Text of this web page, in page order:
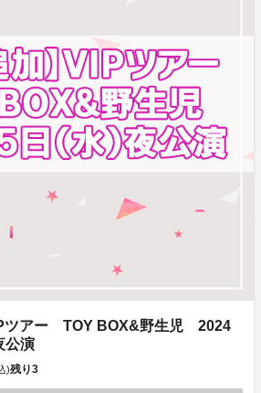
ツアー TOY BOX&野生児 2024
公演
)残り3